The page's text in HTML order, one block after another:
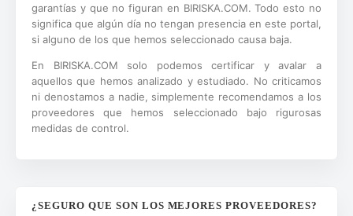
garantías y que no figuran en BIRISKA.COM. Todo esto no
significa que algún día no tengan presencia en este portal,
si alguno de los que hemos seleccionado causa baja.
En BIRISKA.COM solo podemos certificar y avalar a
aquellos que hemos analizado y estudiado. No criticamos
ni denostamos a nadie, simplemente recomendamos a los
proveedores que hemos seleccionado bajo rigurosas
medidas de control.
¿SEGURO QUE SON LOS MEJORES PROVEEDORES?